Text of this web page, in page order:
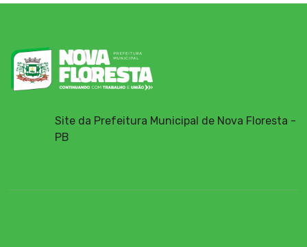
Site da Prefeitura Municipal de Nova Floresta -
PB